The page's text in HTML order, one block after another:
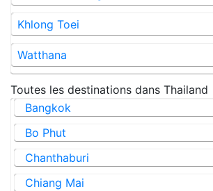
Khlong Toei
Watthana
Toutes les destinations dans Thailand
Bangkok
Bo Phut
Chanthaburi
Chiang Mai